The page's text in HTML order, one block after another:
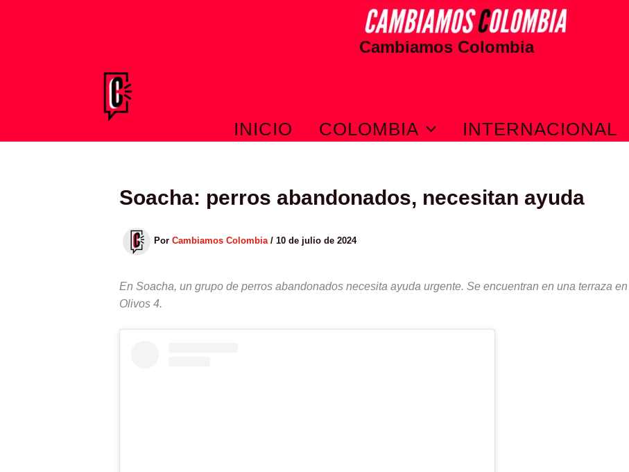
Cambiamos Colombia
INICIO COLOMBIA INTERNACIONAL
Soacha: perros abandonados, necesitan ayuda
Por Cambiamos Colombia / 10 de julio de 2024
En Soacha, un grupo de perros abandonados necesita ayuda urgente. Se encuentran en una terraza
Olivos 4.